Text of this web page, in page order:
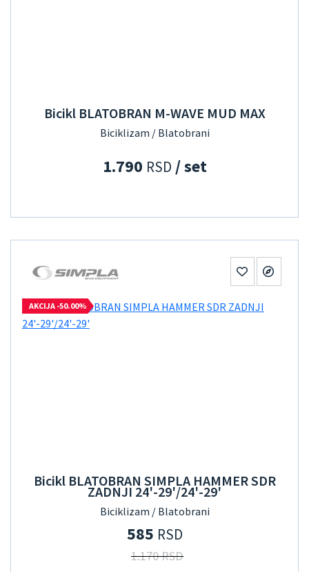
Bicikl BLATOBRAN M-WAVE MUD MAX
Biciklizam / Blatobrani
1.790 RSD / set
AKCIJA -50.00%
Bicikl BLATOBRAN SIMPLA HAMMER SDR
ZADNJI 24'-29'/24'-29'
Biciklizam / Blatobrani
585 RSD
1.170 RSD